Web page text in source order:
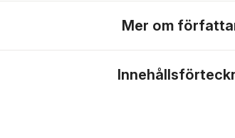
Mer om